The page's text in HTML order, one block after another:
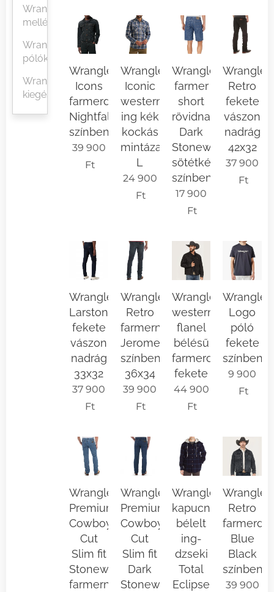
Wrangler
mellények
Wrangler
pólók
Wrangler
kiegészítők
Wrangler
Icons
farmerdzseki
Nightfalls
színben
39 900
Ft
Wrangler
Iconic
western
ing kék
kockás
mintázattal
L
24 900
Ft
Wrangler
farmer
short
rövidnadrág
Dark
Stonewash
sötétkék
színben
17 900
Ft
Wrangler
Retro
fekete
vászon
nadrág
42x32
37 900
Ft
Wrangler
Larston
fekete
vászon
nadrág
33x32
37 900
Ft
Wrangler
Retro
farmernadrág
Jerome
színben
36x34
39 900
Ft
Wrangler
western
flanel
bélésű
farmerdzseki
fekete
44 900
Ft
Wrangler
Logo
póló
fekete
színben
9 900
Ft
Wrangler
Premium
Cowboy
Cut
Slim fit
Stonewash
farmernadrág
Wrangler
Premium
Cowboy
Cut
Slim fit
Dark
Stonewash
Wrangler
kapucnis
bélelt
ing-
dzseki
Total
Eclipse
Wrangler
Retro
Blue
Black
színben
39 900